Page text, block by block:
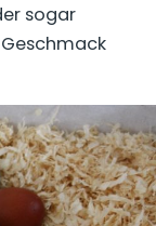
sogar